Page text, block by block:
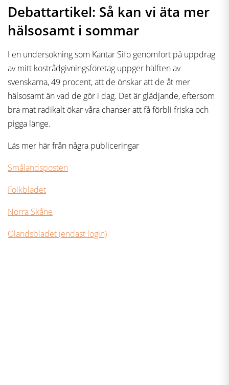
Debattartikel: Så kan vi äta mer
hälsosamt i sommar
I en undersökning som Kantar Sifo genomfört på uppdrag
av mitt kostrådgivningsföretag uppger hälften av
svenskarna, 49 procent, att de önskar att de åt mer
hälsosamt än vad de gör i dag. Det är glädjande, eftersom
bra mat radikalt ökar våra chanser att få förbli friska och
pigga länge.
Läs mer här från några publiceringar
Smålandsposten
Folkbladet
Norra Skåne
Ölandsbladet (endast login)